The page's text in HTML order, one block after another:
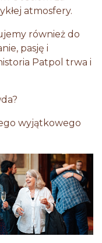
atmosfery.
również do
pasję i
Patpol trwa i
wyjątkowego